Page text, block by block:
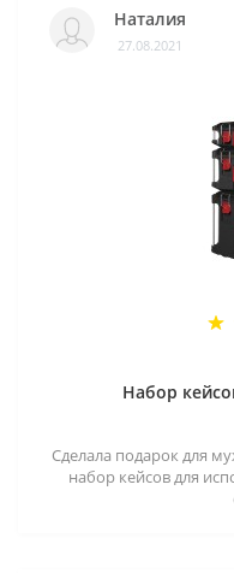
Наталия
27.08.2021
Набор
Сделала подарок для
набор кейсов для